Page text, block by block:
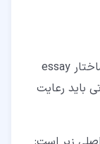
در این بخش قصد داریم بررسی کنیم که ساختار essay
باید رعایت